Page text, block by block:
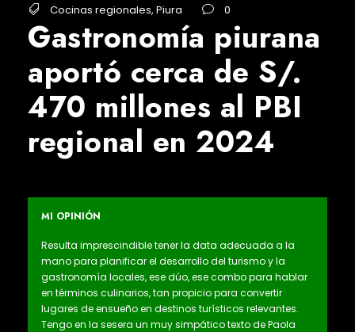
Cocinas regionales, Piura 0
Gastronomía piurana
aportó cerca de S/.
470 millones al PBI
regional en 2024
MI OPINIÓN
Resulta imprescindible tener la data adecuada a la
mano para planificar el desarrollo del turismo y la
gastronomía locales, ese dúo, ese combo para hablar
en términos culinarios, tan propicio para convertir
lugares de ensueño en destinos turísticos relevantes.
Tengo en la sesera un muy simpático texto de Paola